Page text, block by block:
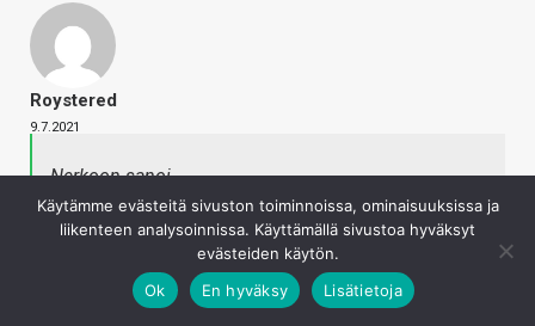
Roystered
9.7.2021
Nerkoon sanoi
Jos vaikka edellinen kortti on sanonut sopimuksen
irti ja sattuu olemaan yksityisyrittäjä jonka pitäisi
pyörittää bisnestä sillä koneella?
Napsauta laajentaaksesi…
Käytämme evästeitä sivuston toiminnoissa, ominaisuuksissa ja
liikenteen analysoinnissa. Käyttämällä sivustoa hyväksyt
evästeiden käytön.
Ok
En hyväksy Lisätietoja